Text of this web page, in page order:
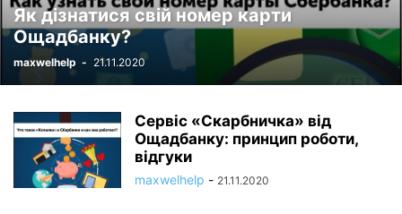
Як дізнатися свій номер карти
Ощадбанку?
maxwelhelp - 21.11.2020
Сервіс «Скарбничка» від
Ощадбанку: принцип роботи,
відгуки
maxwelhelp - 21.11.2020